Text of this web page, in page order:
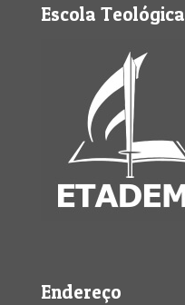
Escola Teológica
Endereço